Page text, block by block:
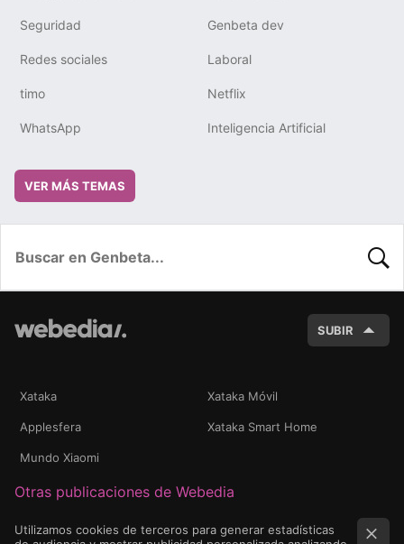
Seguridad Genbeta dev
Redes sociales Laboral
timo Netflix
WhatsApp Inteligencia Artificial
VER MÁS TEMAS
SUBIR
Xataka Xataka Móvil
Applesfera Xataka Smart Home
Mundo Xiaomi
Otras publicaciones de Webedia
Utilizamos cookies de terceros para generar estadísticas